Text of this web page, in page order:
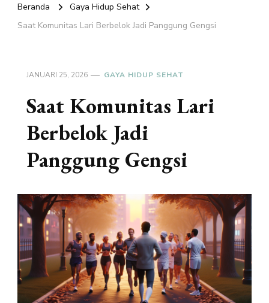
Beranda
Gaya Hidup Sehat
Saat Komunitas Lari Berbelok Jadi Panggung Gengsi
JANUARI 25, 2026 GAYA HIDUP SEHAT
Saat Komunitas Lari
Berbelok Jadi
Panggung Gengsi